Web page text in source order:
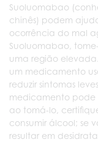
Suoluomabao
chinês) podem
ocorrência do mal
Suoluomabao,
uma região
um medicamento
reduzir sintomas
medicamento
ao tomá-lo,
consumir álcool; se
resultar em